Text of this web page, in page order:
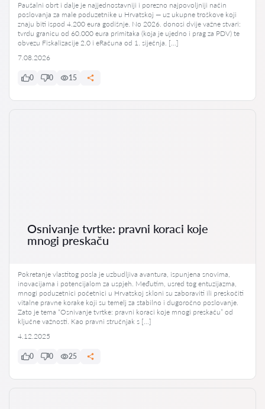
Paušalni obrt i dalje je najjednostavniji i porezno najpovoljniji način
poslovanja za male poduzetnike u Hrvatskoj — uz ukupne troškove koji
znaju biti ispod 4.200 eura godišnje. No 2026. donosi dvije važne stvari:
tvrdu granicu od 60.000 eura primitaka (koja je ujedno i prag za PDV) te
obvezu Fiskalizacije 2.0 i eRačuna od 1. siječnja. […]
7.08.2026
0 0 15
Osnivanje tvrtke: pravni koraci koje
mnogi preskaču
Pokretanje vlastitog posla je uzbudljiva avantura, ispunjena snovima,
inovacijama i potencijalom za uspjeh. Međutim, usred tog entuzijazma,
mnogi poduzetnici početnici u Hrvatskoj skloni su zaboraviti ili preskočiti
vitalne pravne korake koji su temelj za stabilno i dugoročno poslovanje.
Zato je tema “Osnivanje tvrtke: pravni koraci koje mnogi preskaču” od
ključne važnosti. Kao pravni stručnjak s […]
4.12.2025
0 0 25